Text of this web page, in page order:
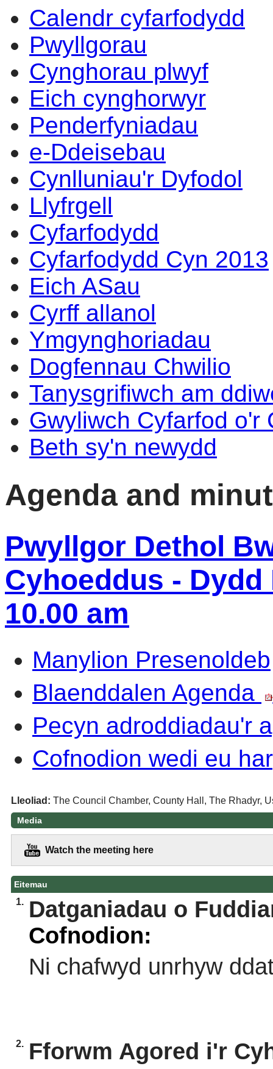
Calendr cyfarfodydd
Pwyllgorau
Cynghorau plwyf
Eich cynghorwyr
Penderfyniadau
e-Ddeisebau
Cynlluniau'r Dyfodol
Llyfrgell
Cyfarfodydd
Cyfarfodydd Cyn 2013
Eich ASau
Cyrff allanol
Ymgynghoriadau
Dogfennau Chwilio
Tanysgrifiwch am
Gwyliwch Cyfarfod o'r
Beth sy'n newydd
Agenda and
Pwyllgor Dethol
Cyhoeddus -
10.00 am
Manylion Presenoldeb
Blaenddalen Agenda
Pecyn adroddiadau'r
Cofnodion wedi eu
Lleoliad: The Council Chamber, County Hall, The Rhadyr,
Media
Watch the meeting here
Eitemau
1.
Datganiadau o
Cofnodion:
Ni chafwyd unrhyw
2.
Fforwm Agored i'r